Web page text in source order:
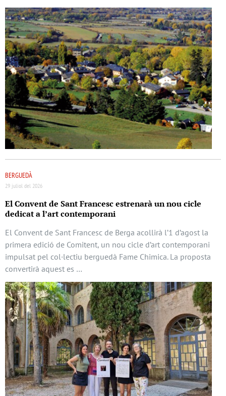
BERGUEDÀ
29 juliol del 2026
El Convent de Sant Francesc estrenarà un nou cicle
dedicat a l’art contemporani
El Convent de Sant Francesc de Berga acollirà l’1 d’agost la
primera edició de Comitent, un nou cicle d’art contemporani
impulsat pel col·lectiu berguedà Fame Chimica. La proposta
convertirà aquest es …